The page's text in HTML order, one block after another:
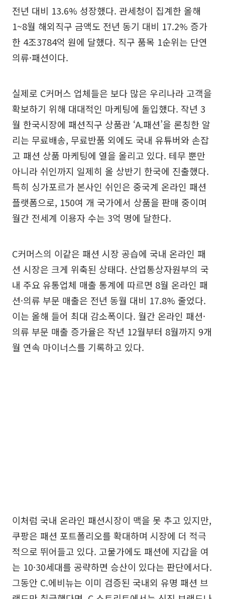
전년 대비 13.6% 성장했다. 관세청이 집계한 올해
1~8월 해외직구 금액도 전년 동기 대비 17.2% 증가
한 4조3784억 원에 달했다. 직구 품목 1순위는 단연
의류·패션이다.
실제로 C커머스 업체들은 보다 많은 우리나라 고객을
확보하기 위해 대대적인 마케팅에 돌입했다. 작년 3
월 한국시장에 패션직구 상품관 ‘A.패션’을 론칭한 알
리는 무료배송, 무료반품 외에도 국내 유튜버와 손잡
고 패션 상품 마케팅에 열을 올리고 있다. 테무 뿐만
아니라 쉬인까지 일제히 올 상반기 한국에 진출했다.
특히 싱가포르가 본사인 쉬인은 중국계 온라인 패션
플랫폼으로, 150여 개 국가에서 상품을 판매 중이며
월간 전세계 이용자 수는 3억 명에 달한다.
C커머스의 이같은 패션 시장 공습에 국내 온라인 패
션 시장은 크게 위축된 상태다. 산업통상자원부의 국
내 주요 유통업체 매출 통계에 따르면 8월 온라인 패
션·의류 부문 매출은 전년 동월 대비 17.8% 줄었다.
이는 올해 들어 최대 감소폭이다. 월간 온라인 패션·
의류 부문 매출 증가율은 작년 12월부터 8월까지 9개
월 연속 마이너스를 기록하고 있다.
이처럼 국내 온라인 패션시장이 맥을 못 추고 있지만,
쿠팡은 패션 포트폴리오를 확대하며 시장에 더 적극
적으로 뛰어들고 있다. 고물가에도 패션에 지갑을 여
는 10·30세대를 공략하면 승산이 있다는 판단에서다.
그동안 C.에비뉴는 이미 검증된 국내외 유명 패션 브